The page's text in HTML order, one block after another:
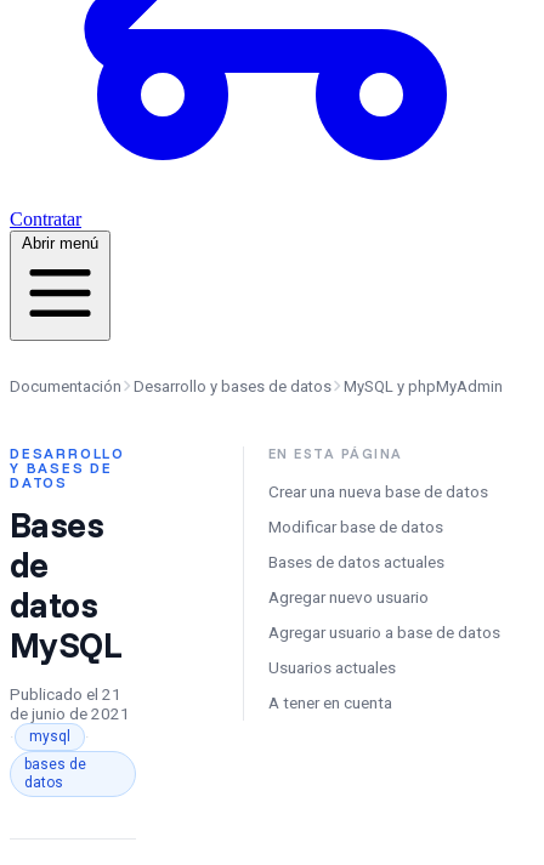
Contratar
Abrir menú
Documentación Desarrollo y bases de datos MySQL y phpMyAdmin
DESARROLLO
Y BASES DE
DATOS
Bases
de
datos
MySQL
Publicado el 21
de junio de 2021
·
mysql ·
bases de
datos
EN ESTA PÁGINA
Crear una nueva base de datos
Modificar base de datos
Bases de datos actuales
Agregar nuevo usuario
Agregar usuario a base de datos
Usuarios actuales
A tener en cuenta